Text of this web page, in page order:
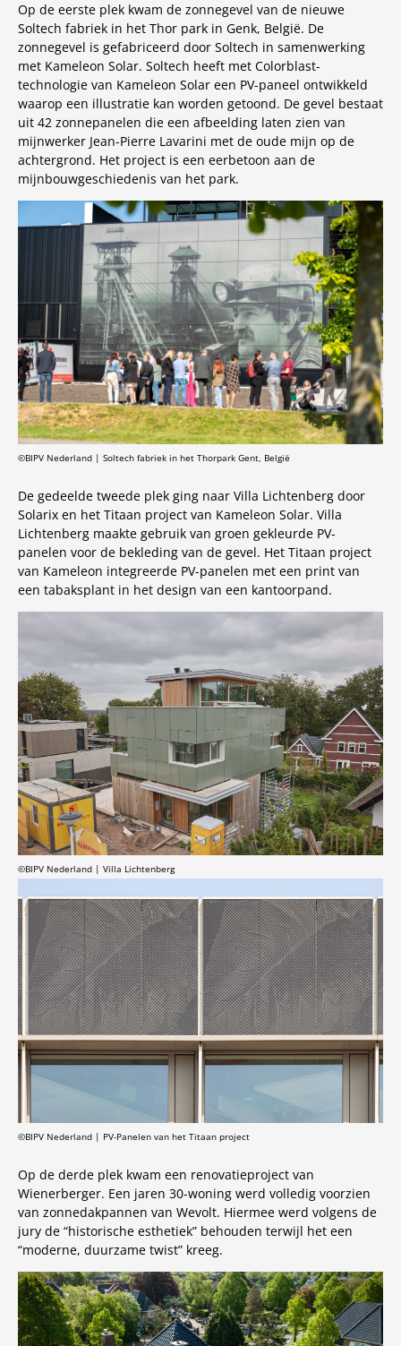
Op de eerste plek kwam de zonnegevel van de nieuwe
Soltech fabriek in het Thor park in Genk, België. De
zonnegevel is gefabriceerd door Soltech in samenwerking
met Kameleon Solar. Soltech heeft met Colorblast-
technologie van Kameleon Solar een PV-paneel ontwikkeld
waarop een illustratie kan worden getoond. De gevel bestaat
uit 42 zonnepanelen die een afbeelding laten zien van
mijnwerker Jean-Pierre Lavarini met de oude mijn op de
achtergrond. Het project is een eerbetoon aan de
mijnbouwgeschiedenis van het park.
©BIPV Nederland | Soltech fabriek in het Thorpark Gent, België
De gedeelde tweede plek ging naar Villa Lichtenberg door
Solarix en het Titaan project van Kameleon Solar. Villa
Lichtenberg maakte gebruik van groen gekleurde PV-
panelen voor de bekleding van de gevel. Het Titaan project
van Kameleon integreerde PV-panelen met een print van
een tabaksplant in het design van een kantoorpand.
©BIPV Nederland | Villa Lichtenberg
©BIPV Nederland | PV-Panelen van het Titaan project
Op de derde plek kwam een renovatieproject van
Wienerberger. Een jaren 30-woning werd volledig voorzien
van zonnedakpannen van Wevolt. Hiermee werd volgens de
jury de “historische esthetiek” behouden terwijl het een
“moderne, duurzame twist” kreeg.